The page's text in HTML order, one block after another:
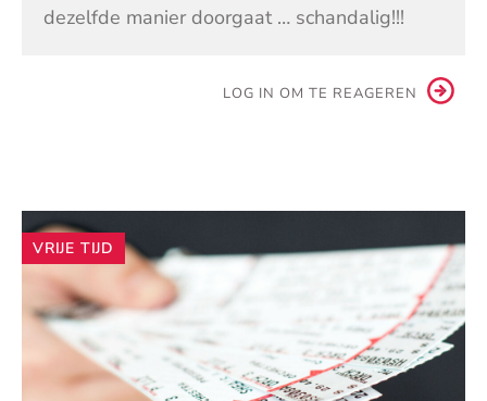
dezelfde manier doorgaat … schandalig!!!
LOG IN OM TE REAGEREN
Andere
artikelen
VRIJE TIJD